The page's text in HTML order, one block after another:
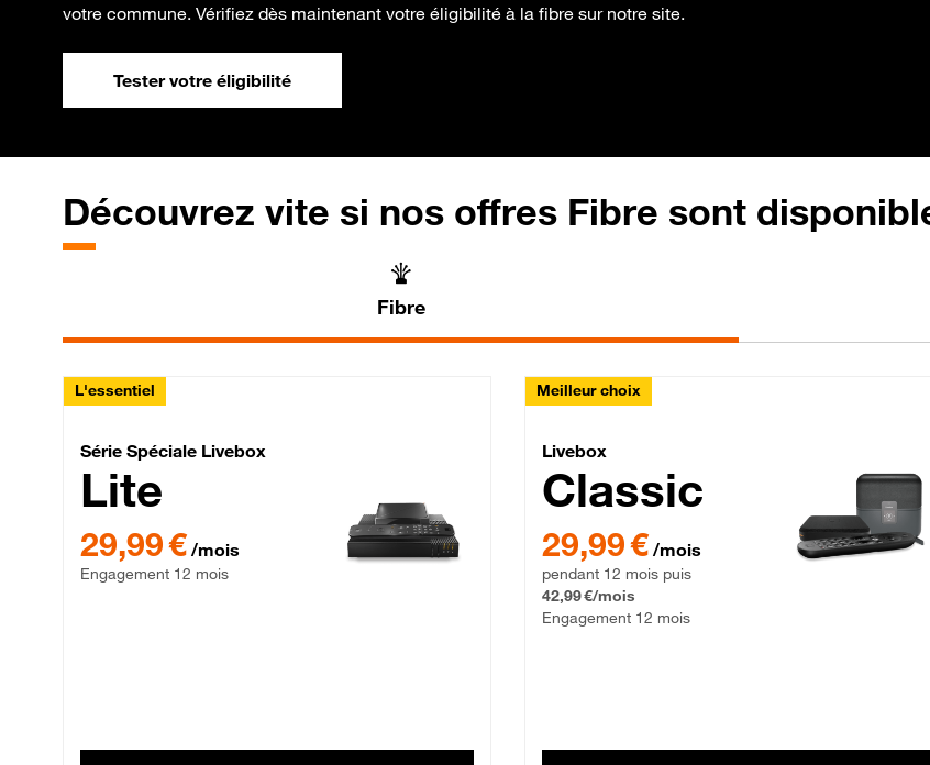
votre commune. Vérifiez dès maintenant votre éligibilité à la fibre sur notre site.
Tester votre éligibilité
Découvrez vite si nos offres Fibre sont
Fibre
L'essentiel
Série Spéciale Livebox Lite Fibre
Série Spéciale Livebox
Lite
29,99 € par mois , Engagement 12 mois
29,99 € /mois
Engagement 12 mois
Meilleur choix
Livebox Classic Fibre
Livebox
Classic
29,99 € par mois pendant 12 mois puis 42,99 € par
29,99 € /mois
pendant 12 mois puis
42,99 €/mois
Engagement 12 mois